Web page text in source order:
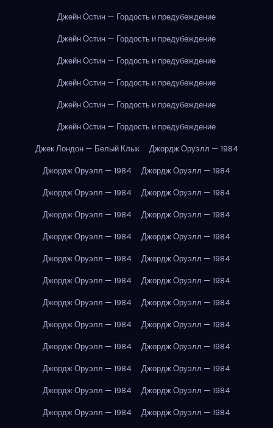
Джейн Остин — Гордость и предубеждение
Джейн Остин — Гордость и предубеждение
Джейн Остин — Гордость и предубеждение
Джейн Остин — Гордость и предубеждение
Джейн Остин — Гордость и предубеждение
Джейн Остин — Гордость и предубеждение
Джек Лондон — Белый Клык
Джордж Оруэлл — 1984
Джордж Оруэлл — 1984
Джордж Оруэлл — 1984
Джордж Оруэлл — 1984
Джордж Оруэлл — 1984
Джордж Оруэлл — 1984
Джордж Оруэлл — 1984
Джордж Оруэлл — 1984
Джордж Оруэлл — 1984
Джордж Оруэлл — 1984
Джордж Оруэлл — 1984
Джордж Оруэлл — 1984
Джордж Оруэлл — 1984
Джордж Оруэлл — 1984
Джордж Оруэлл — 1984
Джордж Оруэлл — 1984
Джордж Оруэлл — 1984
Джордж Оруэлл — 1984
Джордж Оруэлл — 1984
Джордж Оруэлл — 1984
Джордж Оруэлл — 1984
Джордж Оруэлл — 1984
Джордж Оруэлл — 1984
Джордж Оруэлл — 1984
Джордж Оруэлл — 1984